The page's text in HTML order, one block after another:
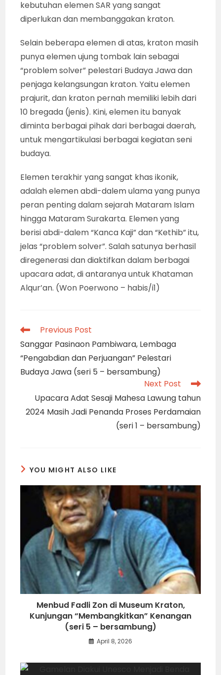
kebutuhan elemen SAR yang sangat
diperlukan dan membanggakan kraton.
Selain beberapa elemen di atas, kraton masih
punya elemen ujung tombak lain sebagai
“problem solver” pelestari Budaya Jawa dan
penjaga kelangsungan kraton. Yaitu elemen
prajurit, dan kraton pernah memiliki lebih dari
10 bregada (jenis). Kini, elemen itu banyak
diminta berbagai pihak dari berbagai daerah,
untuk mengartikulasi berbagai kegiatan seni
budaya.
Elemen terakhir yang sangat khas ikonik,
adalah elemen abdi-dalem ulama yang punya
peran penting dalam sejarah Mataram Islam
hingga Mataram Surakarta. Elemen yang
berisi abdi-dalem “Kanca Kaji” dan “Kethib” itu,
jelas “problem solver”. Salah satunya berhasil
diregenerasi dan diaktifkan dalam berbagai
upacara adat, di antaranya untuk Khataman
Alqur’an. (Won Poerwono – habis/i1)
Read
articles
Previous Post
Sanggar Pasinaon Pambiwara, Lembaga
“Pengabdian dan Perjuangan” Pelestari
Budaya Jawa (seri 5 – bersambung)
Next Post
Upacara Adat Sesaji Mahesa Lawung tahun
2024 Masih Jadi Penanda Proses Perdamaian
(seri 1 – bersambung)
YOU MIGHT ALSO LIKE
Menbud Fadli Zon di Museum Kraton,
Kunjungan “Membangkitkan” Kenangan
(seri 5 – bersambung)
April 8, 2026